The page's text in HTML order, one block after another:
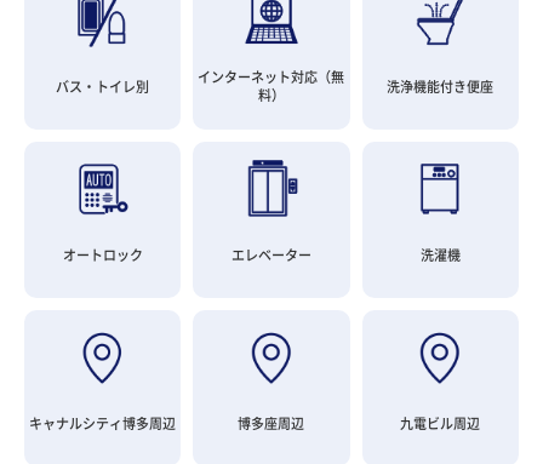
バス・トイレ別
インターネット対応（無
料）
洗浄機能付き便座
オートロック エレベーター 洗濯機
キャナルシティ博多周辺 博多座周辺 九電ビル周辺